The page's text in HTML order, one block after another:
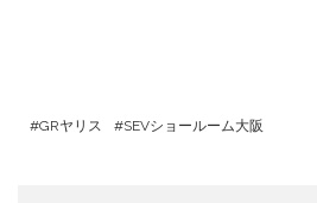
GRヤリス SEVショールーム大阪